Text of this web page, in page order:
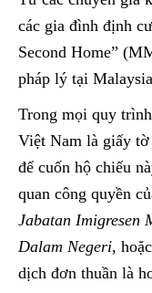
các gia đình định
Second Home”
pháp lý tại
Trong mọi quy
Việt Nam là giấy
để cuốn hộ chiếu
quan công quyền
Jabatan Imigresen
Dalam Negeri,
dịch đơn thuần là